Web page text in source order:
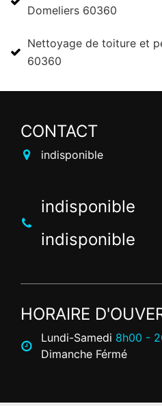
Domeliers 60360
Nettoyage de toiture et
60360
CONTACT
indisponible
indisponible
indisponible
HORAIRE
Lundi-Samedi 8h00 -
Dimanche Férmé